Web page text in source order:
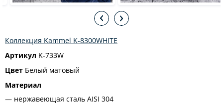
Коллекция Kammel K-8300WHITE
Артикул K-733W
Цвет Белый матовый
Материал
нержавеющая сталь AISI 304